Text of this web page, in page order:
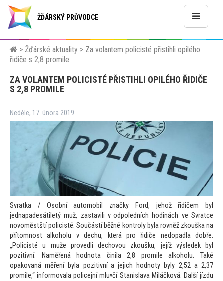
ŽĎÁRSKÝ PRŮVODCE
> Žďárské aktuality > Za volantem policisté přistihli opilého
řidiče s 2,8 promile
ZA VOLANTEM POLICISTÉ PŘISTIHLI OPILÉHO ŘIDIČE
S 2,8 PROMILE
Neděle, 17. února 2019
Svratka / Osobní automobil značky Ford, jehož řidičem byl
jednapadesátiletý muž, zastavili v odpoledních hodinách ve Svratce
novoměstští policisté. Součástí běžné kontroly byla rovněž zkouška na
přítomnost alkoholu v dechu, která pro řidiče nedopadla dobře.
„Policisté u muže provedli dechovou zkoušku, jejíž výsledek byl
pozitivní. Naměřená hodnota činila 2,8 promile alkoholu. Také
opakovaná měření byla pozitivní a jejich hodnoty byly 2,52 a 2,37
promile,“ informovala policejní mluvčí Stanislava Miláčková. Další jízdu